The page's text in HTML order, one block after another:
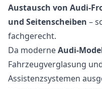
Austausch von Audi-
und Seitenscheiben –
fachgerecht.
Da moderneAudi-
Fahrzeugverglasung
Assistenzsystemen